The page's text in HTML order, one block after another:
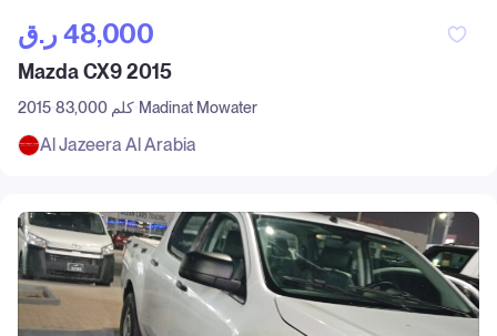
ر.ق‎ 48,000
Mazda CX9 2015
2015 83,000 كلم Madinat Mowater
Al Jazeera Al Arabia